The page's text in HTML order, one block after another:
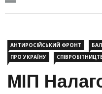
АНТИРОСІЙСЬКИЙ ФРОНТ
ПРО УКРАЇНУ
МІП